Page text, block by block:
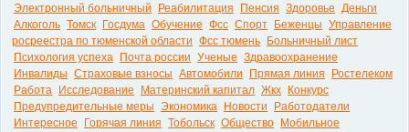
Электронный больничный
Реабилитация Пенсия Здоровье Деньги
Алкоголь Томск Госдума Обучение Фсс Спорт Беженцы Управление
росреестра по тюменской области Фсс тюмень
Больничный лист
Психология успеха
Почта россии Ученые Здравоохранение
Инвалиды Страховые взносы Автомобили Прямая линия
Ростелеком
Работа
Исследование Материнский капитал Жкх
Конкурс
Предупредительные меры Экономика Новости
Работодатели
Интересное
Горячая линия Тобольск Общество
Мобильное